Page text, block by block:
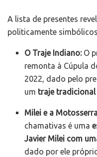
A lista de presentes
politicamente
O Traje Indiano:O
remonta à Cúpula
2022, dado pelo
um traje tradicional
Milei e a
chamativas é uma
Javier Milei com
dado por ele